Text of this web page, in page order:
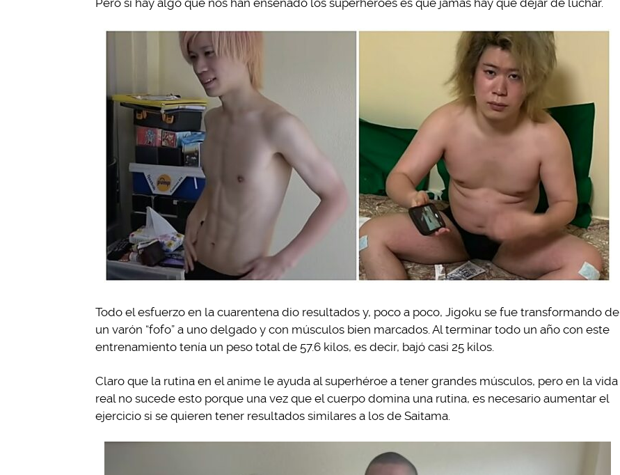
Pero si hay algo que nos han enseñado los superhéroes es que jamás hay que dejar de luchar.
Todo el esfuerzo en la cuarentena dio resultados y, poco a poco, Jigoku se fue transformando de
un varón “fofo” a uno delgado y con músculos bien marcados. Al terminar todo un año con este
entrenamiento tenía un peso total de 57.6 kilos, es decir, bajó casi 25 kilos.
Claro que la rutina en el anime le ayuda al superhéroe a tener grandes músculos, pero en la vida
real no sucede esto porque una vez que el cuerpo domina una rutina, es necesario aumentar el
ejercicio si se quieren tener resultados similares a los de Saitama.